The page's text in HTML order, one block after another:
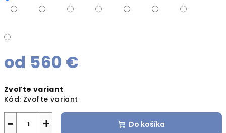
od 560 €
cena:
Zvoľte variant
Kód: Zvoľte variant
+
− Do košíka